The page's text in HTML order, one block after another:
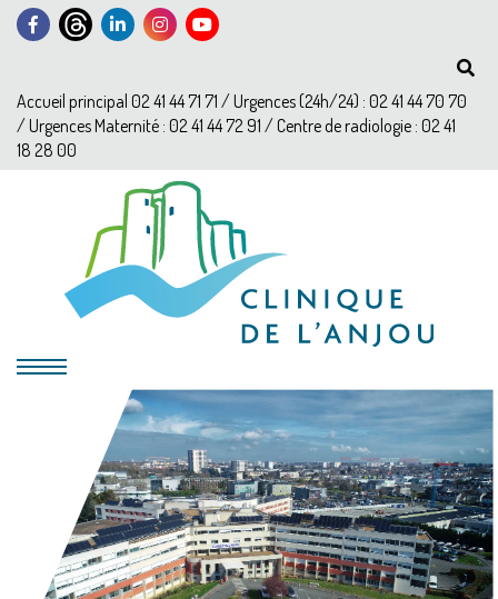
Accueil principal 02 41 44 71 71 / Urgences (24h/24) : 02 41 44 70 70
/ Urgences Maternité : 02 41 44 72 91 / Centre de radiologie : 02 41
18 28 00